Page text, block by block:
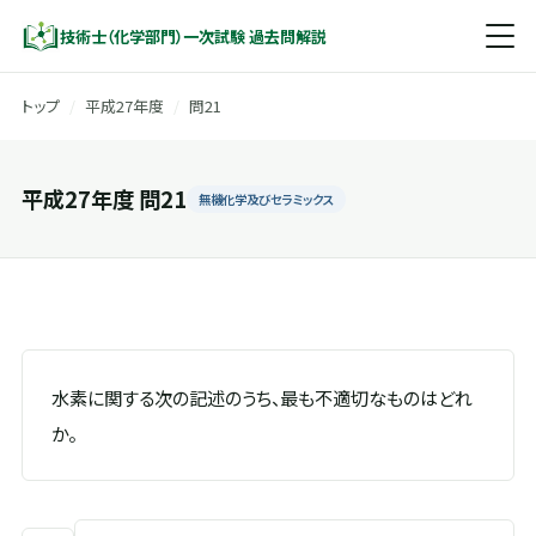
技術士（化学部門）一次試験 過去問解説
トップ 平成27年度 問21
平成27年度 問21 無機化学及びセラミックス
水素に関する次の記述のうち、最も不適切なものはどれ
か。